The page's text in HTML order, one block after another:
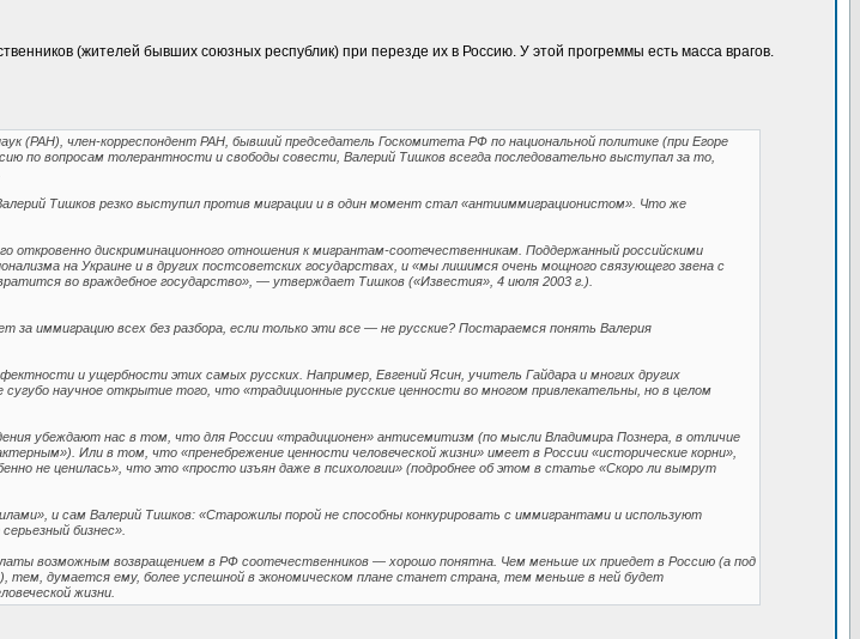
(жителей бывших союзных республик) при перезде их в Россию. У этой прогреммы есть масса врагов.
(РАН), член-корреспондент РАН, бывший председатель Госкомитета РФ по национальной политике (при Егоре
по вопросам толерантности и свободы совести, Валерий Тишков всегда последовательно выступал за то,
Тишков резко выступил против миграции и в один момент стал «антииммиграционистом». Что же
откровенно дискриминационного отношения к мигрантам-соотечественникам. Поддержанный российскими
на Украине и в других постсоветских государствах, и «мы лишимся очень мощного связующего звена с
во враждебное государство», — утверждает Тишков («Известия», 4 июля 2003 г.).
иммиграцию всех без разбора, если только эти все — не русские? Постараемся понять Валерия
и ущербности этих самых русских. Например, Евгений Ясин, учитель Гайдара и многих других
научное открытие того, что «традиционные русские ценности во многом привлекательны, но в целом
убеждают нас в том, что для России «традиционен» антисемитизм (по мысли Владимира Познера, в отличие
Или в том, что «пренебрежение ценности человеческой жизни» имеет в России «исторические корни»,
не ценилась», что это «просто изъян даже в психологии» (подробнее об этом в статье «Скоро ли вымрут
и сам Валерий Тишков: «Старожилы порой не способны конкурировать с иммигрантами и используют
бизнес».
возможным возвращением в РФ соотечественников — хорошо понятна. Чем меньше их приедет в Россию (а под
тем, думается ему, более успешной в экономическом плане станет страна, тем меньше в ней будет
жизни.